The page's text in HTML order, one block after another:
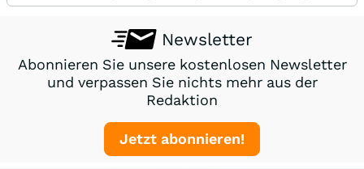
Newsletter
Abonnieren Sie unsere kostenlosen Newsletter
und verpassen Sie nichts mehr aus der
Redaktion
Jetzt abonnieren!